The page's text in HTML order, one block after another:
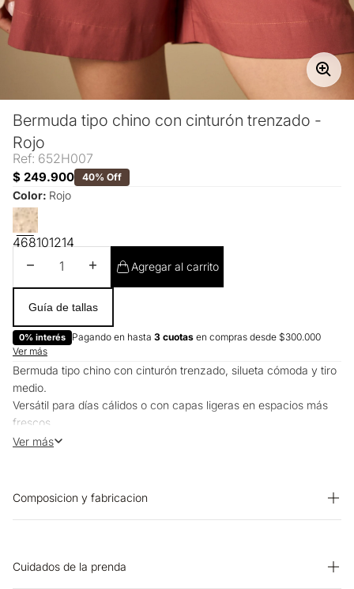
Bermuda tipo chino con cinturón trenzado -
Rojo
Ref: 652H007
$ 249.900 40% Off
Color: Rojo
468101214
Disminuir cantidadAumentar cantidad
Agregar al carrito
Guía de tallas
0% interés Pagando en hasta 3 cuotas en compras desde $300.000
Ver más
Bermuda tipo chino con cinturón trenzado, silueta cómoda y tiro
medio.
Versátil para días cálidos o con capas ligeras en espacios más
frescos.
Puedes combinarla con blusas, camisas o tops para un look
Ver más
Composicion y fabricacion
Cuidados de la prenda